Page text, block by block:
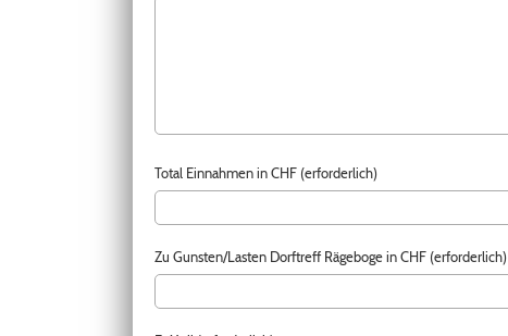
Total Einnahmen in CHF (erforderlich)
Zu Gunsten/Lasten Dorftreff Rägeboge in CHF (erforderlich)